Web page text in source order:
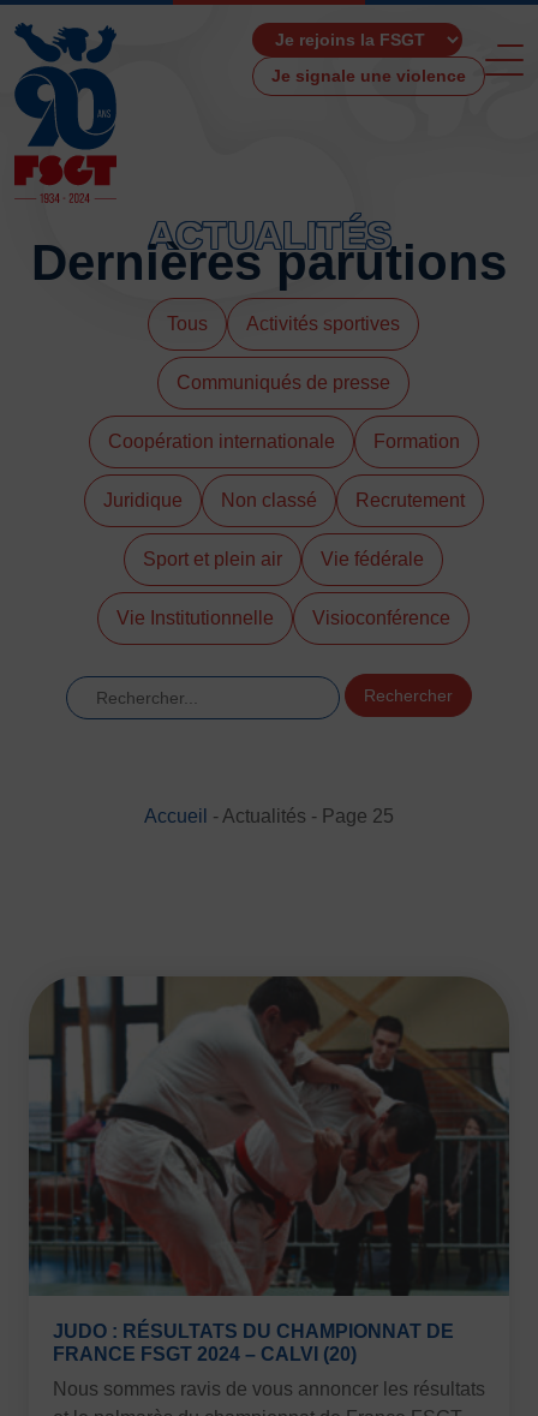
Je signale une violence
Présentation
Fonctionnement
Partenaires
Les Boutiques F.S.G.T
Ressources média
DÉVELOPPEMENT
Championnat de France FSGT
Enfance / Famille
Santé
Protéger les pratiquant.es
Prévenir les discriminations
Agir contre le dopage et les conduites dopantes
Préserver le pacte républicain
FORMATION
Livret de l’animateur·trice
Brevet Fédéral
BAFA
Officiel·les
Responsable associatif.ve FSGT
Formateur.trice.s
Certificat de qualification professionnelle ALS
ACTUALITÉS
Dernières parutions
Tous Activités sportives
Communiqués de presse
Coopération internationale Formation
Juridique Non classé Recrutement
Sport et plein air Vie fédérale
Vie Institutionnelle Visioconférence
Accueil - Actualités - Page 25
JUDO : RÉSULTATS DU CHAMPIONNAT DE
FRANCE FSGT 2024 – CALVI (20)
Nous sommes ravis de vous annoncer les résultats